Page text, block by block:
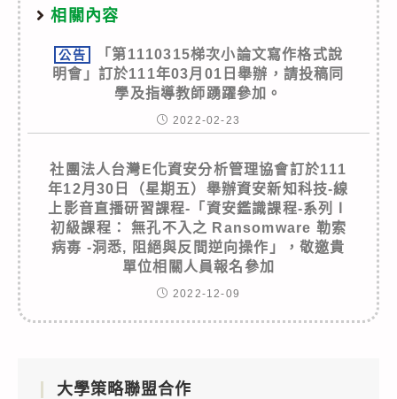
相關內容
公告
「第1110315梯次小論文寫作格式說
明會」訂於111年03月01日舉辦，請投稿同
學及指導教師踴躍參加。
2022-02-23
社團法人台灣E化資安分析管理協會訂於111
年12月30日（星期五）舉辦資安新知科技-線
上影音直播研習課程-「資安鑑識課程-系列Ⅰ
初級課程： 無孔不入之 Ransomware 勒索
病毐 -洞悉, 阻絕與反間逆向操作」，敬邀貴
單位相關人員報名參加
2022-12-09
大學策略聯盟合作